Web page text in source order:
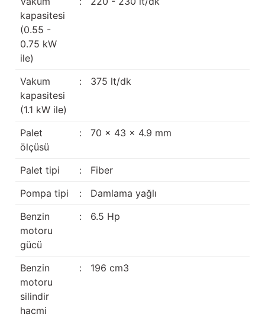
kapasitesi
(0.55 -
0.75 kW
ile)
Vakum
kapasitesi
(1.1 kW ile)
: 375 lt/dk
Palet
ölçüsü
: 70 x 43 x 4.9 mm
Palet tipi :
Fiber
Pompa tipi
:
Damlama yağlı
Benzin
motoru
gücü
: 6.5 Hp
Benzin
motoru
silindir
hacmi
: 196 cm3